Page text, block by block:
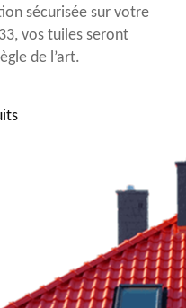
sécurisée sur votre
vos tuiles seront
de l’art.